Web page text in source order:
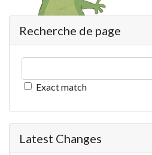
Recherche de page
Exact match
Latest Changes